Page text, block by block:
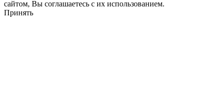
сайтом, Вы соглашаетесь с их использованием.
Принять